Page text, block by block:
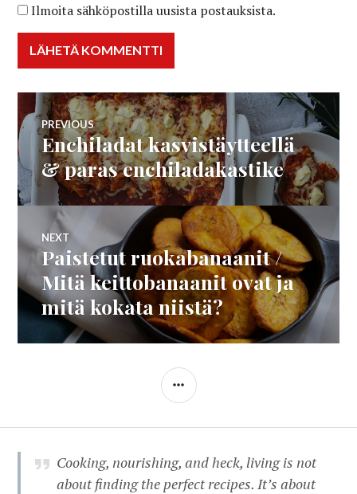
Ilmoita sähköpostilla uusista postauksista.
Artikkelien
selaus
PREVIOUS
Previous
post:
Enchiladat kasvistäytteellä
& paras enchiladakastike
NEXT
Next
post:
Paistetut ruokabanaanit /
Mitä keittobanaanit ovat ja
mitä kokata niistä?
SIDEBAR
Cooking, nourishing, and heck, living is not
about finding the perfect recipes. It’s about